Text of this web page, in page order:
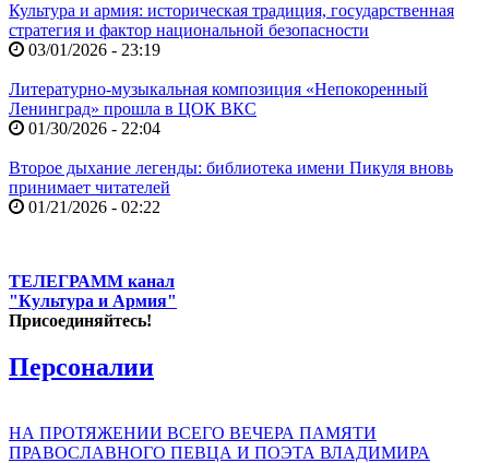
Культура и армия: историческая традиция, государственная
стратегия и фактор национальной безопасности
03/01/2026 - 23:19
Литературно-музыкальная композиция «Непокоренный
Ленинград» прошла в ЦОК ВКС
01/30/2026 - 22:04
Второе дыхание легенды: библиотека имени Пикуля вновь
принимает читателей
01/21/2026 - 02:22
ТЕЛЕГРАММ канал
"Культура и Армия"
Присоединяйтесь!
Персоналии
НА ПРОТЯЖЕНИИ ВСЕГО ВЕЧЕРА ПАМЯТИ
ПРАВОСЛАВНОГО ПЕВЦА И ПОЭТА ВЛАДИМИРА